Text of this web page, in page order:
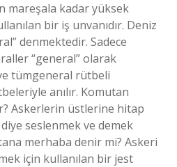
mareşala kadar yüksek
bir iş unvanıdır. Deniz
denmektedir. Sadece
“general” olarak
tümgeneral rütbeli
anılır. Komutan
Askerlerin üstlerine hitap
seslenmek ve demek
merhaba denir mi? Askeri
için kullanılan bir jest